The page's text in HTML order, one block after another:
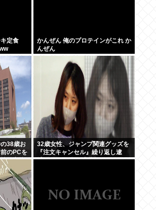
定食
かんぜん 俺のプロテインがこれ か
んぜん
38歳お
のPCを
児童搾
り児
32歳女性、ジャンプ関連グッズを
『注文キャンセル』繰り返し逮
捕。総額43億。「購入した気分に